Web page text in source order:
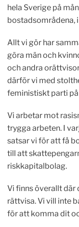
hela Sverige på
bostadsområdena,
Allt vi gör har
göra män och
och andra
därför vi med
feministiskt parti
Vi arbetar mot
trygga arbeten. I
satsar vi för att få
till att
riskkapitalbolag.
Vi finns överallt där
rättvisa. Vi vill inte
för att komma dit